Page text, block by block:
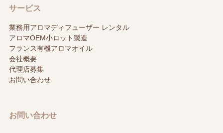
サービス
業務用アロマディフューザー レンタル
アロマOEM小ロット製造
フランス有機アロマオイル
会社概要
代理店募集
お問い合わせ
お問い合わせ